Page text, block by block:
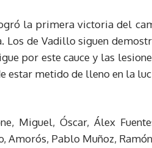
la primera victoria del
de Vadillo siguen
por este cauce y las
estar metido de lleno en la
Miguel, Óscar, Álex
Amorós, Pablo Muñoz,